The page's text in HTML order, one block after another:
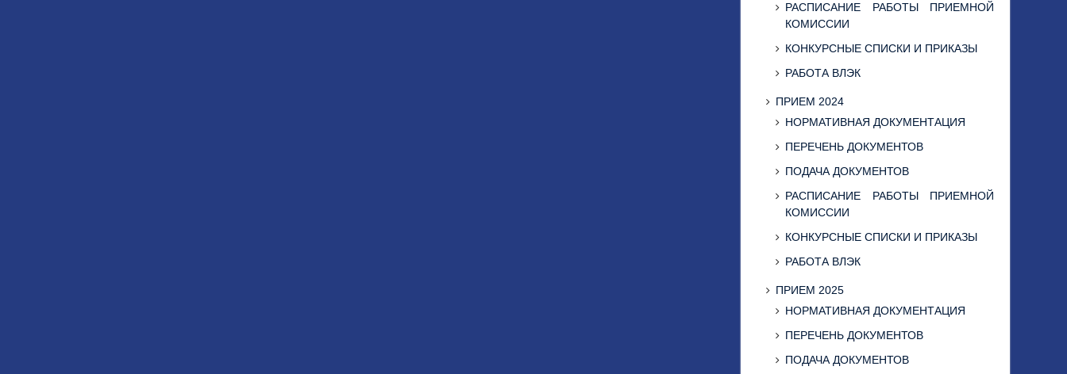
РАСПИСАНИЕ РАБОТЫ ПРИЕМНОЙ
КОМИССИИ
КОНКУРСНЫЕ СПИСКИ И ПРИКАЗЫ
РАБОТА ВЛЭК
ПРИЕМ 2024
НОРМАТИВНАЯ ДОКУМЕНТАЦИЯ
ПЕРЕЧЕНЬ ДОКУМЕНТОВ
ПОДАЧА ДОКУМЕНТОВ
РАСПИСАНИЕ РАБОТЫ ПРИЕМНОЙ
КОМИССИИ
КОНКУРСНЫЕ СПИСКИ И ПРИКАЗЫ
РАБОТА ВЛЭК
ПРИЕМ 2025
НОРМАТИВНАЯ ДОКУМЕНТАЦИЯ
ПЕРЕЧЕНЬ ДОКУМЕНТОВ
ПОДАЧА ДОКУМЕНТОВ